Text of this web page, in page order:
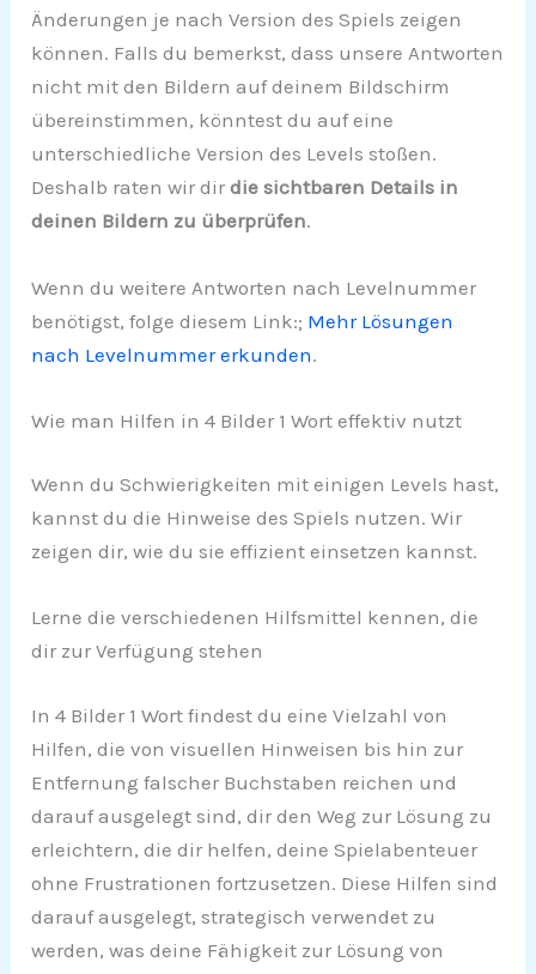
Änderungen je nach Version des Spiels zeigen
können. Falls du bemerkst, dass unsere Antworten
nicht mit den Bildern auf deinem Bildschirm
übereinstimmen, könntest du auf eine
unterschiedliche Version des Levels stoßen.
Deshalb raten wir dirdie sichtbaren Details in
deinen Bildern zu überprüfen.
Wenn du weitere Antworten nach Levelnummer
benötigst, folge diesem Link:; Mehr Lösungen
nach Levelnummer erkunden.
Wie man Hilfen in 4 Bilder 1 Wort effektiv nutzt
Wenn du Schwierigkeiten mit einigen Levels hast,
kannst du die Hinweise des Spiels nutzen. Wir
zeigen dir, wie du sie effizient einsetzen kannst.
Lerne die verschiedenen Hilfsmittel kennen, die
dir zur Verfügung stehen
In 4 Bilder 1 Wort findest du eine Vielzahl von
Hilfen, die von visuellen Hinweisen bis hin zur
Entfernung falscher Buchstaben reichen und
darauf ausgelegt sind, dir den Weg zur Lösung zu
erleichtern, die dir helfen, deine Spielabenteuer
ohne Frustrationen fortzusetzen. Diese Hilfen sind
darauf ausgelegt, strategisch verwendet zu
werden, was deine Fähigkeit zur Lösung von